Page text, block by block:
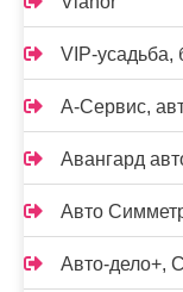
VIP-усадьба,
А-Сервис,
Авангард
Авто
Авто-дело+,